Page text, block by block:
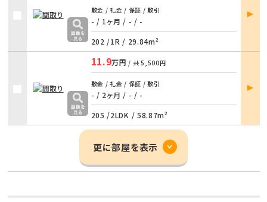
敷金 / 礼金 / 保証 / 敷引
- / 1ヶ月 / - / -
202 /1R / 29.84m²
部屋
詳細
11.9万円 / 共5,500円
敷金 / 礼金 / 保証 / 敷引
- / 2ヶ月 / - / -
205 /2LDK / 58.87m²
部屋
詳細
更に部屋を表示